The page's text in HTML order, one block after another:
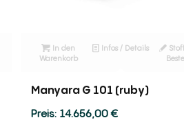
In den
Warenkorb
Infos / Details
Manyara G 101 (ruby)
14.656,00€